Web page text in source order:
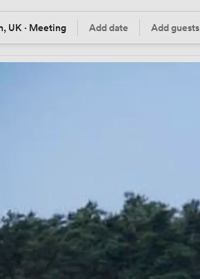
UK · Meeting DateAdd date Guests
Add guests